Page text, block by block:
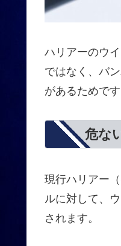
ハリアーのウ
ではなく、バ
があるためです
危な
現行ハリアー
ルに対して、
されます。